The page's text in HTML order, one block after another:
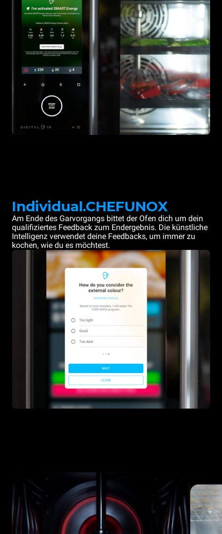
Individual.CHEFUNOX
Am Ende des Garvorgangs bittet der Ofen dich um dein
qualifiziertes Feedback zum Endergebnis. Die künstliche
Intelligenz verwendet deine Feedbacks, um immer zu
kochen, wie du es möchtest.